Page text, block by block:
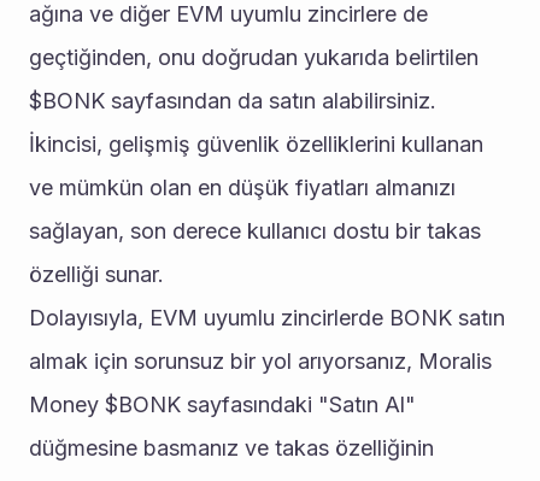
ağına ve diğer EVM uyumlu zincirlere de
geçtiğinden, onu doğrudan yukarıda belirtilen
$BONK sayfasından da satın alabilirsiniz.
İkincisi, gelişmiş güvenlik özelliklerini kullanan
ve mümkün olan en düşük fiyatları almanızı
sağlayan, son derece kullanıcı dostu bir takas
özelliği sunar.
Dolayısıyla, EVM uyumlu zincirlerde BONK satın
almak için sorunsuz bir yol arıyorsanız, Moralis
Money $BONK sayfasındaki "Satın Al"
düğmesine basmanız ve takas özelliğinin